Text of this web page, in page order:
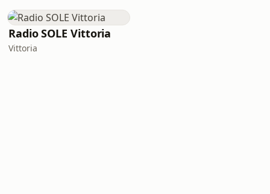
Radio SOLE Vittoria
Vittoria